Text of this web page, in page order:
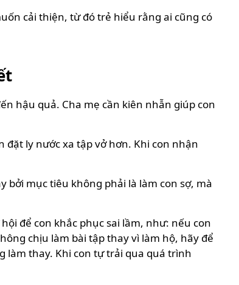
cải thiện, từ đó trẻ hiểu rằng ai cũng có
hậu quả. Cha mẹ cần kiên nhẫn giúp con
đặt ly nước xa tập vở hơn. Khi con nhận
mục tiêu không phải là làm con sợ, mà
để con khắc phục sai lầm, như: nếu con
chịu làm bài tập thay vì làm hộ, hãy để
làm thay. Khi con tự trải qua quá trình